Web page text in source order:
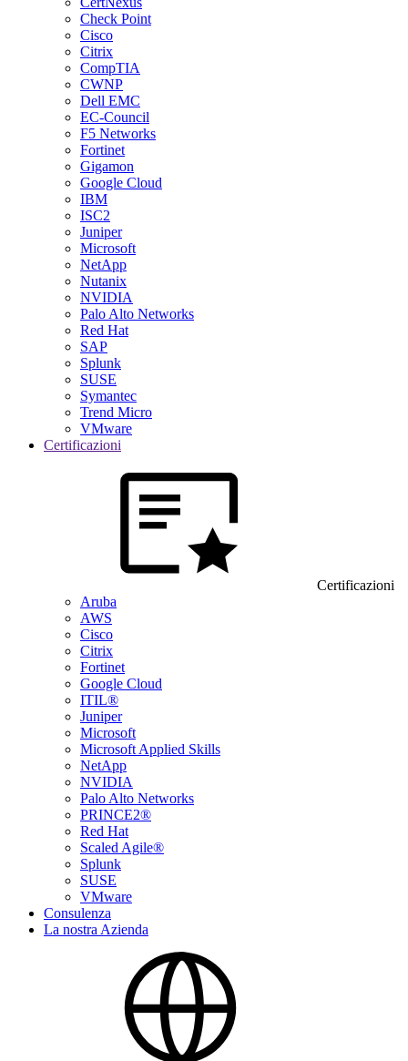
Check Point
Cisco
Citrix
CompTIA
CWNP
Dell EMC
EC-Council
F5 Networks
Fortinet
Gigamon
Google Cloud
IBM
ISC2
Juniper
Microsoft
NetApp
Nutanix
NVIDIA
Palo Alto Networks
Red Hat
SAP
Splunk
SUSE
Symantec
Trend Micro
VMware
Certificazioni
Certificazioni
Aruba
AWS
Cisco
Citrix
Fortinet
Google Cloud
ITIL®
Juniper
Microsoft
Microsoft Applied Skills
NetApp
NVIDIA
Palo Alto Networks
PRINCE2®
Red Hat
Scaled Agile®
Splunk
SUSE
VMware
Consulenza
La nostra Azienda